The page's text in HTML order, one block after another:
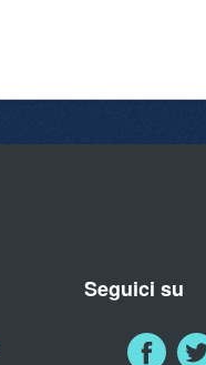
Seguici su